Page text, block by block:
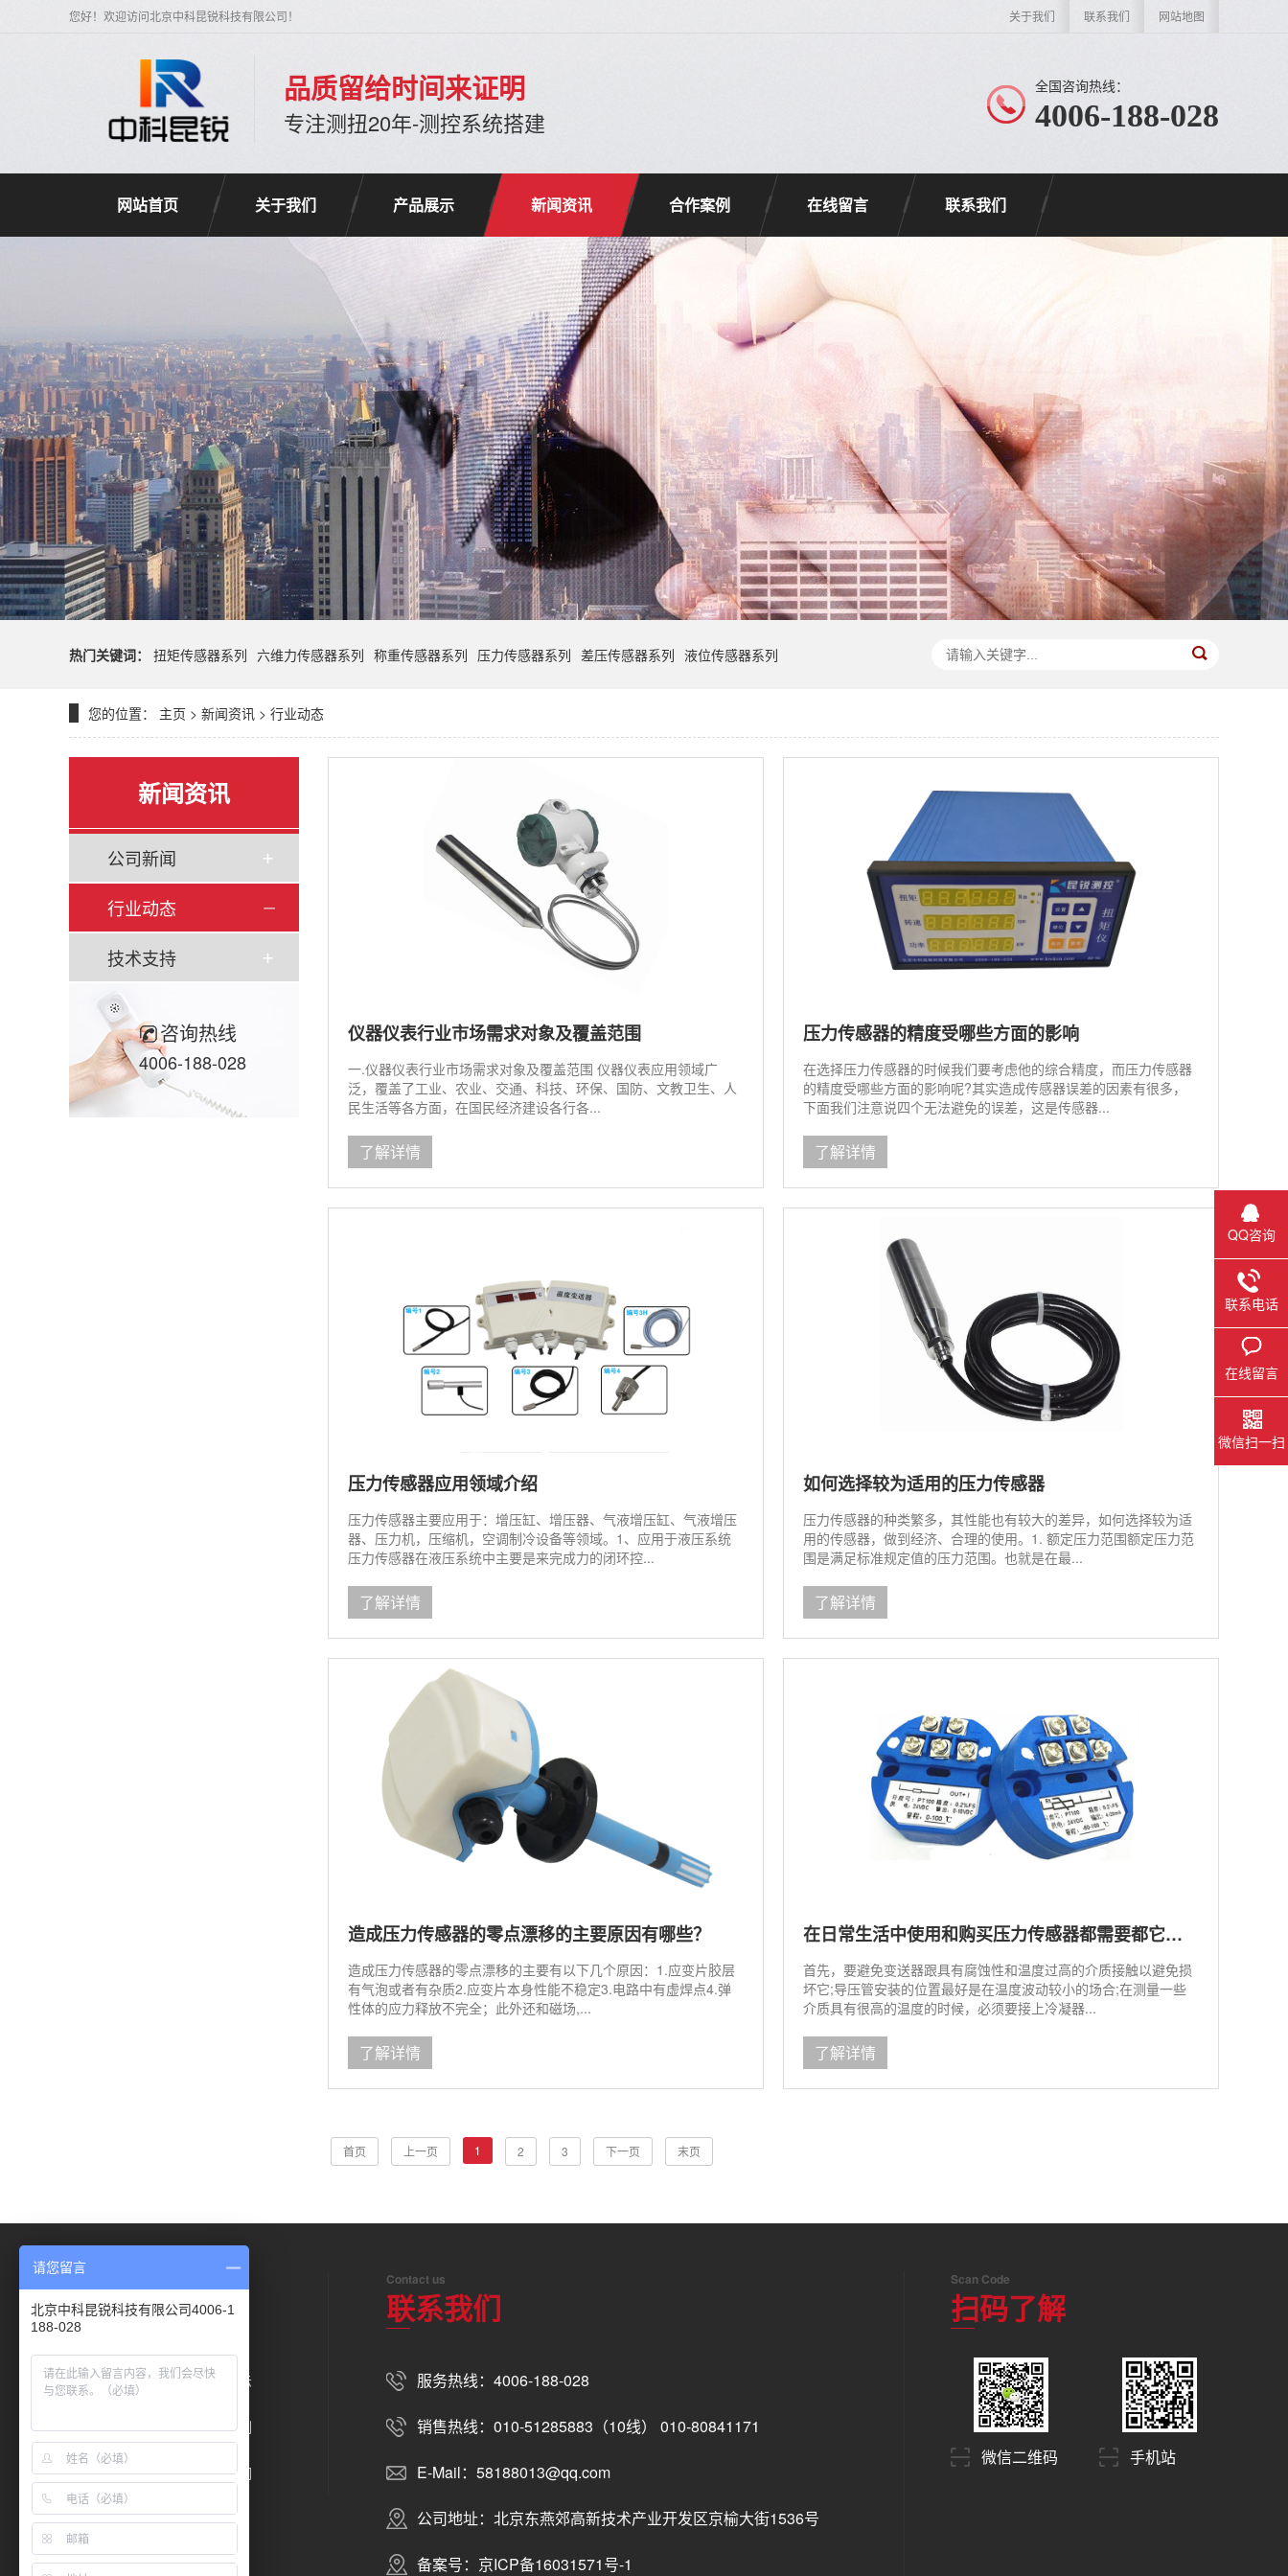
关于我们 联系我们 网站地图
您好！欢迎访问北京中科昆锐科技有限公司！
品质留给时间来证明
专注测扭20年-测控系统搭建
全国咨询热线：
4006-188-028
网站首页 关于我们 产品展示 新闻资讯 合作案例 在线留言 联系我们
热门关键词： 扭矩传感器系列 六维力传感器系列 称重传感器系列 压力传感器系列 差压传感器系列 液位传感器系列
您的位置： 主页 > 新闻资讯 > 行业动态
新闻资讯
公司新闻
行业动态
技术支持
咨询热线
4006-188-028
仪器仪表行业市场需求对象及覆盖范围
一.仪器仪表行业市场需求对象及覆盖范围 仪器仪表应用领域广
泛，覆盖了工业、农业、交通、科技、环保、国防、文教卫生、人
民生活等各方面，在国民经济建设各行各...
了解详情
压力传感器的精度受哪些方面的影响
在选择压力传感器的时候我们要考虑他的综合精度，而压力传感器
的精度受哪些方面的影响呢?其实造成传感器误差的因素有很多，
下面我们注意说四个无法避免的误差，这是传感器...
了解详情
压力传感器应用领域介绍
压力传感器主要应用于：增压缸、增压器、气液增压缸、气液增压
器、压力机，压缩机，空调制冷设备等领域。1、应用于液压系统
压力传感器在液压系统中主要是来完成力的闭环控...
了解详情
如何选择较为适用的压力传感器
压力传感器的种类繁多，其性能也有较大的差异，如何选择较为适
用的传感器，做到经济、合理的使用。1. 额定压力范围额定压力范
围是满足标准规定值的压力范围。也就是在最...
了解详情
造成压力传感器的零点漂移的主要原因有哪些？
造成压力传感器的零点漂移的主要有以下几个原因：1.应变片胶层
有气泡或者有杂质2.应变片本身性能不稳定3.电路中有虚焊点4.弹
性体的应力释放不完全；此外还和磁场,...
了解详情
在日常生活中使用和购买压力传感器都需要都它有一定的了解
首先，要避免变送器跟具有腐蚀性和温度过高的介质接触以避免损
坏它;导压管安装的位置最好是在温度波动较小的场合;在测量一些
介质具有很高的温度的时候，必须要接上冷凝器...
了解详情
首页 上一页 1 2 3 下一页 末页
Navigation
底部导航
关于我们 产品展示
新闻资讯 合作案例
在线留言 联系我们
Contact us
联系我们
服务热线：4006-188-028
销售热线：010-51285883（10线） 010-80841171
E-Mail：58188013@qq.com
公司地址：北京东燕郊高新技术产业开发区京榆大街1536号
备案号： 京ICP备16031571号-1
Scan Code
扫码了解
微信二维码 手机站
QQ咨询
联系电话
在线留言
微信扫一扫
请您留言
北京中科昆锐科技有限公司4006-1
188-028